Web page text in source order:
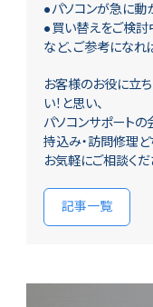
●パソコンが急に動
●買い替えをご検討
など、ご参考になれ
お客様のお役に立
い！と思い、
パソコンサポートの
持込み・訪問修理ど
お気軽にご相談くだ
記事一覧